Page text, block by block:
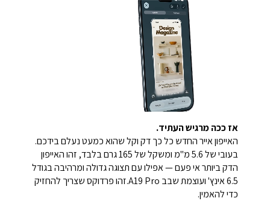
אז ככה מרגיש העתיד.
האייפון אייר החדש כל כך דק וקל שהוא כמעט נעלם בידכם.
בעובי של 5.6 מ"מ ומשקל של 165 גרם בלבד, זהו האייפון
הדק ביותר אי פעם — אפילו עם תצוגה גדולה ומרהיבה בגודל
6.5 אינץ' ועוצמת שבב A19 Pro.זהו פרדוקס שצריך להחזיק
כדי להאמין.